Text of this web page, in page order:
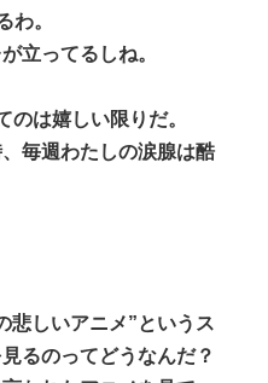
わ。
立ってるしね。
のは嬉しい限りだ。
毎週わたしの涙腺は酷
悲しいアニメ”というス
るのってどうなんだ？